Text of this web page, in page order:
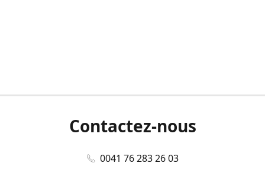
Contactez-nous
0041 76 283 26 03